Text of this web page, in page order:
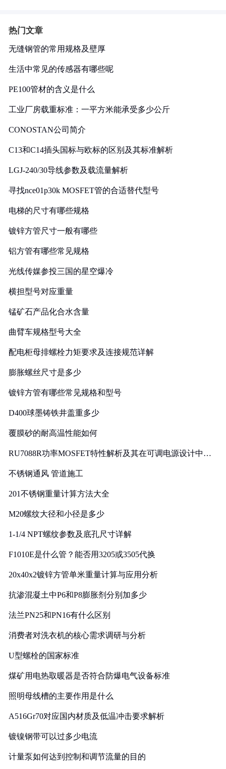
热门文章
无缝钢管的常用规格及壁厚
生活中常见的传感器有哪些呢
PE100管材的含义是什么
工业厂房载重标准：一平方米能承受多少公斤
CONOSTAN公司简介
C13和C14插头国标与欧标的区别及其标准解析
LGJ-240/30导线参数及载流量解析
寻找nce01p30k MOSFET管的合适替代型号
电梯的尺寸有哪些规格
镀锌方管尺寸一般有哪些
铝方管有哪些常见规格
光线传媒参投三国的星空爆冷
横担型号对应重量
锰矿石产品化合水含量
曲臂车规格型号大全
配电柜母排螺栓力矩要求及连接规范详解
膨胀螺丝尺寸是多少
镀锌方管有哪些常见规格和型号
D400球墨铸铁井盖重多少
覆膜砂的耐高温性能如何
RU7088R功率MOSFET特性解析及其在可调电源设计中的
不锈钢通风 管道施工
201不锈钢重量计算方法大全
M20螺纹大径和小径是多少
1-1/4 NPT螺纹参数及底孔尺寸详解
F1010E是什么管？能否用3205或3505代换
20x40x2镀锌方管单米重量计算与应用分析
抗渗混凝土中P6和P8膨胀剂分别加多少
法兰PN25和PN16有什么区别
消费者对洗衣机的核心需求调研与分析
U型螺栓的国家标准
煤矿用电热取暖器是否符合防爆电气设备标准
照明母线槽的主要作用是什么
A516Gr70对应国内材质及低温冲击要求解析
镀镍钢带可以过多少电流
计量泵如何达到控制和调节流量的目的